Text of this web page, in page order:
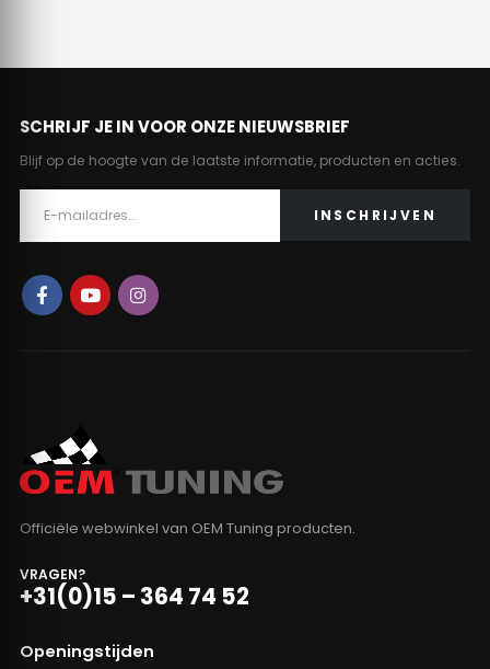
SCHRIJF JE IN VOOR ONZE NIEUWSBRIEF
Blijf op de hoogte van de laatste informatie, producten en acties.
Officiële webwinkel van OEM Tuning producten.
VRAGEN?
+31(0)15 – 364 74 52
Openingstijden